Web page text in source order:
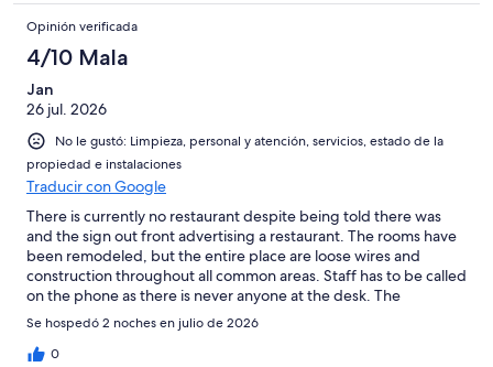
Sleep in your car or keep driving until you reach a bigger
town/city to stay at a decent hotel. Never again.
Opinión verificada
4/10 Mala
Jan
26 jul. 2026
No le gustó: Limpieza, personal y atención, servicios, estado de la
propiedad e instalaciones
Traducir con Google
There is currently no restaurant despite being told there was
and the sign out front advertising a restaurant. The rooms have
been remodeled, but the entire place are loose wires and
construction throughout all common areas. Staff has to be called
on the phone as there is never anyone at the desk. The
mattresses aren't great. We have stayed at better maintained
properties in rural areas for less money than this. A bit
disappointing...
Se hospedó 2 noches en julio de 2026
0